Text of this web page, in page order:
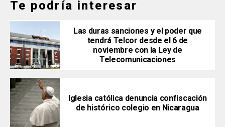
Te podría interesar
Las duras sanciones y el poder que
tendrá Telcor desde el 6 de
noviembre con la Ley de
Telecomunicaciones
Iglesia católica denuncia confiscación
de histórico colegio en Nicaragua